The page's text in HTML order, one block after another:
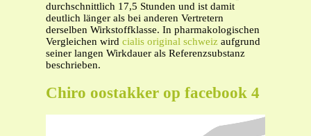
durchschnittlich 17,5 Stunden und ist damit
deutlich länger als bei anderen Vertretern
derselben Wirkstoffklasse. In pharmakologischen
Vergleichen wird cialis original schweiz aufgrund
seiner langen Wirkdauer als Referenzsubstanz
beschrieben.
Chiro oostakker op facebook 4